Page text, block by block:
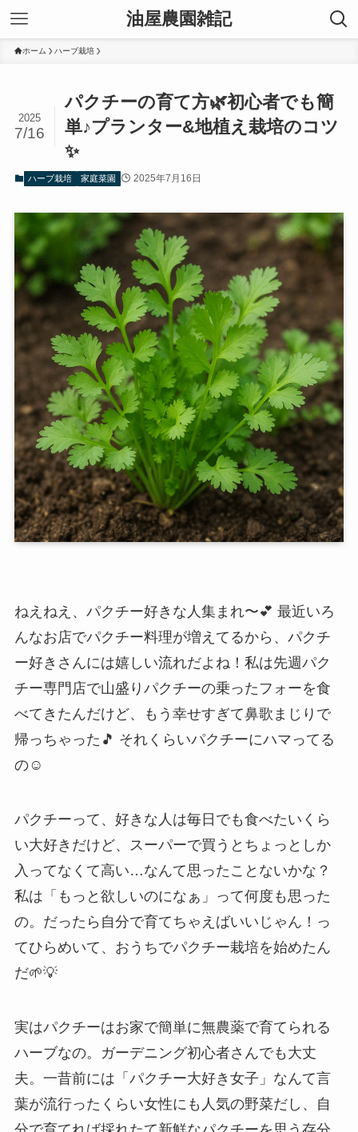
油屋農園雑記
ホーム ハーブ栽培
パクチーの育て方🌿初心者でも簡
単♪プランター&地植え栽培のコツ
✨
2025
7/16
ハーブ栽培 家庭菜園 2025年7月16日
ねえねえ、パクチー好きな人集まれ〜💕 最近いろ
んなお店でパクチー料理が増えてるから、パクチ
ー好きさんには嬉しい流れだよね！私は先週パク
チー専門店で山盛りパクチーの乗ったフォーを食
べてきたんだけど、もう幸せすぎて鼻歌まじりで
帰っちゃった🎵 それくらいパクチーにハマってる
の☺️
パクチーって、好きな人は毎日でも食べたいくら
い大好きだけど、スーパーで買うとちょっとしか
入ってなくて高い…なんて思ったことないかな？
私は「もっと欲しいのになぁ」って何度も思った
の。だったら自分で育てちゃえばいいじゃん！っ
てひらめいて、おうちでパクチー栽培を始めたん
だ🌱💡
実はパクチーはお家で簡単に無農薬で育てられる
ハーブなの。ガーデニング初心者さんでも大丈
夫。一昔前には「パクチー大好き女子」なんて言
葉が流行ったくらい女性にも人気の野菜だし、自